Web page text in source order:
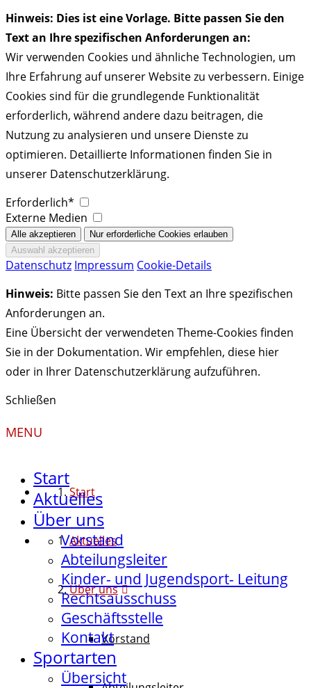
Hinweis: Dies ist eine Vorlage. Bitte passen Sie den
Text an Ihre spezifischen Anforderungen an:
Wir verwenden Cookies und ähnliche Technologien, um
Ihre Erfahrung auf unserer Website zu verbessern. Einige
Cookies sind für die grundlegende Funktionalität
erforderlich, während andere dazu beitragen, die
Nutzung zu analysieren und unsere Dienste zu
optimieren. Detaillierte Informationen finden Sie in
unserer Datenschutzerklärung.
Erforderlich*
Externe Medien
Datenschutz Impressum Cookie-Details
Hinweis: Bitte passen Sie den Text an Ihre spezifischen
Anforderungen an.
Eine Übersicht der verwendeten Theme-Cookies finden
Sie in der Dokumentation. Wir empfehlen, diese hier
oder in Ihrer Datenschutzerklärung aufzuführen.
Schließen
MENU
Start
Aktuelles
Über uns
Vorstand
Start
Aktuelles
Über uns
Vorstand
Abteilungsleiter
Kinder- und Jugendsport- Leitung
Rechtsausschuss
Geschäftsstelle
Kontakt
Sportarten
Übersicht